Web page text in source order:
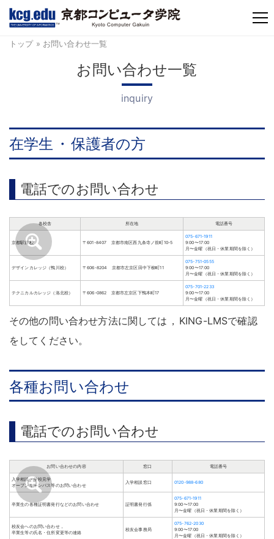
TM
トップ» お問い合わせ一覧
お問い合わせ一覧
inquiry
在学生 ・ 保護者の方
電話でのお問い合わせ
各校舎 所在地 電話番号
京都駅前校 〒601-8407 京都市南区西九条寺ノ前町10-5
075-671-1911
9:00〜17:00
月〜金曜（祝日・休業期間を除く）
デザインカレッジ（鴨川校） 〒606-8204 京都市左京区田中下柳町11
075-751-0555
9:00〜17:00
月〜金曜（祝日・休業期間を除く）
テクニカルカレッジ（洛北校） 〒606-0862 京都市左京区下鴨本町17
075-701-2233
9:00〜17:00
月〜金曜（祝日・休業期間を除く）
その他の問い合わせ方法に関しては ， KING-LMSで確認
をしてください。
各種お問い合わせ
電話でのお問い合わせ
お問い合わせの内容 窓口 電話番号
入学相談・学校見学
オープンキャンパス等のお問い合わせ
入学相談窓口 0120-988-680
卒業生の各種証明書発行などのお問い合わせ 証明書発行係
075-671-1911
9:00〜17:00
月〜金曜（祝日・休業期間を除く）
校友会へのお問い合わせ，
卒業生等の氏名・住所変更等の連絡
校友会事務局
075-762-2030
9:00〜17:00
月〜金曜（祝日・休業期間を除く）